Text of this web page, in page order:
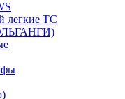
легкие ТС